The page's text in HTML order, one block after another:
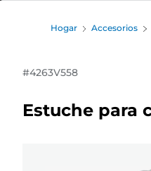
Hogar Accesorios
#4263V558
Estuche para